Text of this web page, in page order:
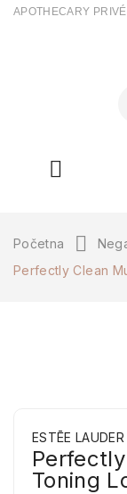
APOTHECARY PRIVÉ
Početna
Perfectly Clean
ESTĒE LAUDER
Toning